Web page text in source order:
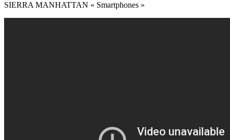
SIERRA MANHATTAN « Smartphones »